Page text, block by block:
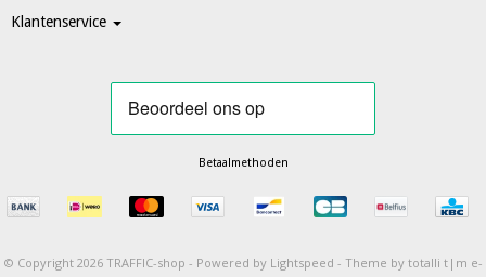
Klantenservice
Betaalmethoden
© Copyright 2026 TRAFFIC-shop - Powered by Lightspeed - Theme by totalli t|m e-